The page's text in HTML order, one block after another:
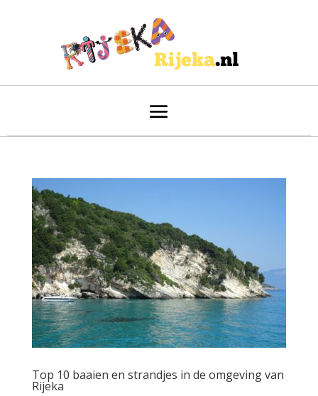
Top 10 baaien en strandjes in de omgeving van
Rijeka